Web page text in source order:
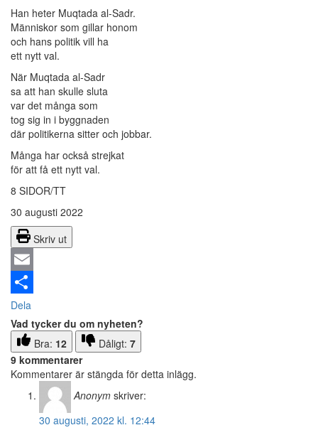
Han heter Muqtada al-Sadr.
Människor som gillar honom
och hans politik vill ha
ett nytt val.
När Muqtada al-Sadr
sa att han skulle sluta
var det många som
tog sig in i byggnaden
där politikerna sitter och jobbar.
Många har också strejkat
för att få ett nytt val.
8 SIDOR/TT
30 augusti 2022
Skriv ut
Email
Dela
Vad tycker du om nyheten?
Bra: 12 Dåligt: 7
9 kommentarer
Kommentarer är stängda för detta inlägg.
Anonym skriver:
30 augusti, 2022 kl. 12:44